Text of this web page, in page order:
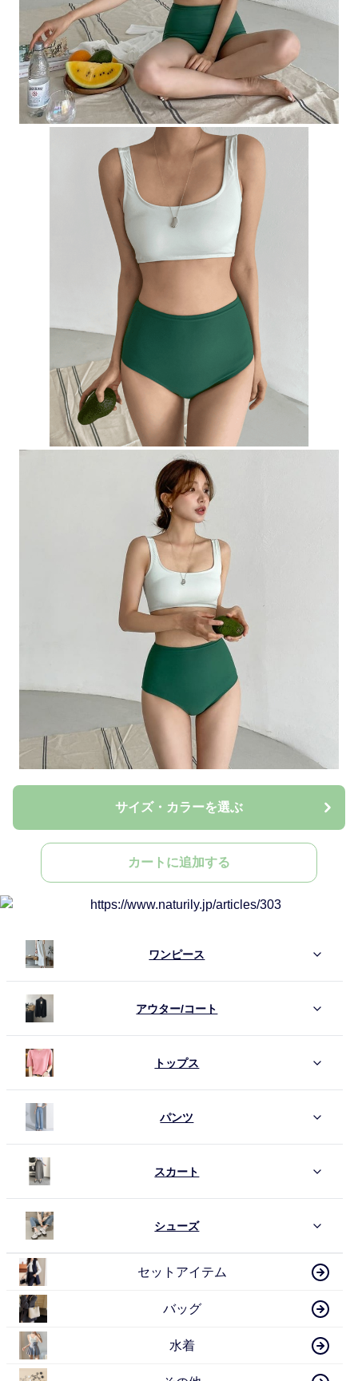
サイズ・カラーを選ぶ
カートに追加する
ワンピース
アウター/コート
トップス
パンツ
スカート
シューズ
セットアイテム
バッグ
水着